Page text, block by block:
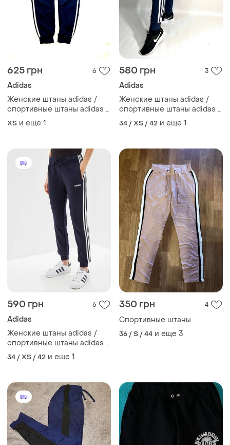
625 грн 6
Adidas
Женские штаны adidas /
спортивные штаны adidas /
штаны адидас /
спортивные штаны адидас
размер xs-s/ adidas /1
ХS и еще 1
580 грн 3
Adidas
Женские штаны adidas /
спортивные штаны adidas /
штаны адидас /
спортивные штаны адидас
размер xs-s/ adidas /2
34 / XS / 42 и еще 1
590 грн 6
Adidas
Женские штаны adidas /
спортивные штаны adidas /
штаны адидас /
спортивные штаны адидас
размер xs-s/ adidas _1
34 / XS / 42 и еще 1
350 грн 4
Спортивные штаны
36 / S / 44 и еще 3